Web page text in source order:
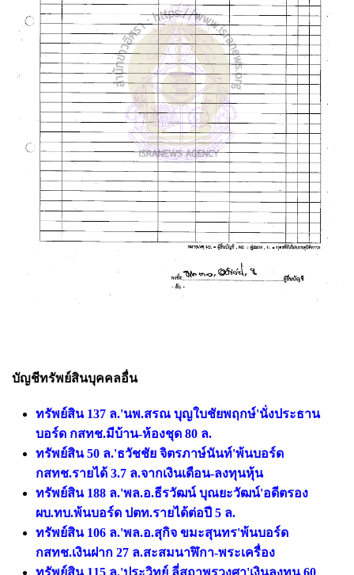
บัญชีทรัพย์สินบุคคลอื่น
ทรัพย์สิน 137 ล.'นพ.สรณ บุญใบชัยพฤกษ์'นั่งประธาน
บอร์ด กสทช.มีบ้าน-ห้องชุด 80 ล.
ทรัพย์สิน 50 ล.'ธวัชชัย จิตรภาษ์นันท์'พ้นบอร์ด
กสทช.รายได้ 3.7 ล.จากเงินเดือน-ลงทุนหุ้น
ทรัพย์สิน 188 ล.'พล.อ.ธีรวัฒน์ บุณยะวัฒน์'อดีตรอง
ผบ.ทบ.พ้นบอร์ด ปตท.รายได้ต่อปี 5 ล.
ทรัพย์สิน 106 ล.'พล.อ.สุกิจ ขมะสุนทร'พ้นบอร์ด
กสทช.เงินฝาก 27 ล.สะสมนาฬิกา-พระเครื่อง
ทรัพย์สิน 115 ล.'ประวิทย์ ลี่สถาพรวงศา'เงินลงทุน 60